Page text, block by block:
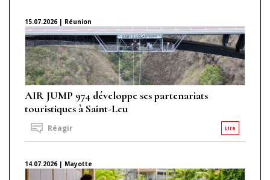
15.07.2026 | Réunion
AIR JUMP 974 développe ses partenariats
touristiques à Saint-Leu
Lire
Réagir
14.07.2026 | Mayotte